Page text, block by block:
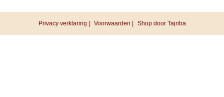
Privacy verklaring | Voorwaarden | Shop door Tajriba